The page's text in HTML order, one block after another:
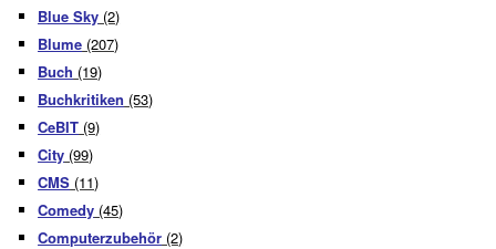
Blue Sky (2)
Blume (207)
Buch (19)
Buchkritiken (53)
CeBIT (9)
City (99)
CMS (11)
Comedy (45)
Computerzubehör (2)